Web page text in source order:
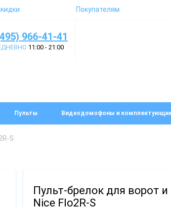
Покупателям
966-41-41
11:00 - 21:00
Пульты Видеодомофоны и
S
Пульт-брелок для ворот
Nice Flo2R-S